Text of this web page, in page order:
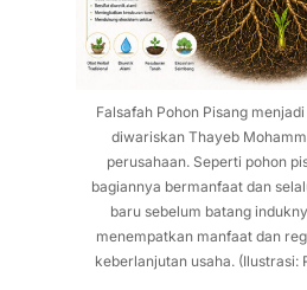
Falsafah Pohon Pisang
diwariskan Thayeb
perusahaan. Seperti pohon
bagiannya bermanfaat dan
baru sebelum batang
menempatkan manfaat dan
keberlanjutan usaha. (Ilustrasi: